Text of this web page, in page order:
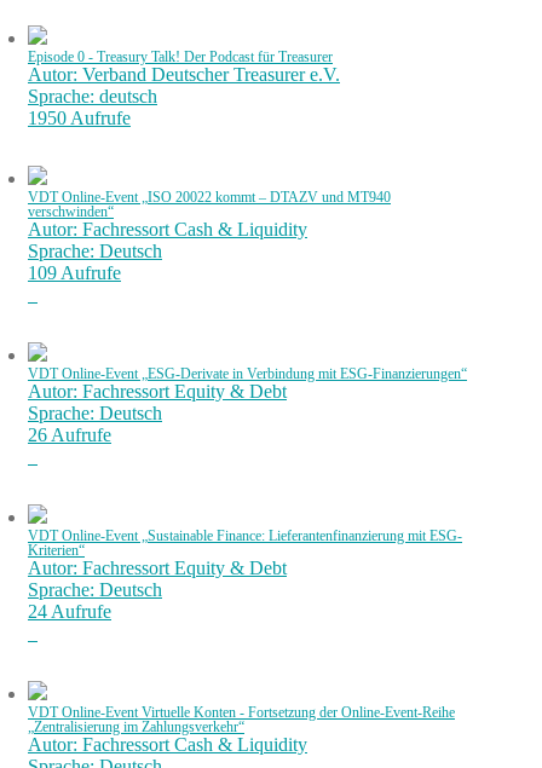
Episode 0 - Treasury Talk! Der Podcast für Treasurer
Autor: Verband Deutscher Treasurer e.V.
Sprache: deutsch
1950 Aufrufe
VDT Online-Event „ISO 20022 kommt – DTAZV und MT940
verschwinden“
Autor: Fachressort Cash & Liquidity
Sprache: Deutsch
109 Aufrufe
VDT Online-Event „ESG-Derivate in Verbindung mit ESG-Finanzierungen“
Autor: Fachressort Equity & Debt
Sprache: Deutsch
26 Aufrufe
VDT Online-Event „Sustainable Finance: Lieferantenfinanzierung mit ESG-
Kriterien“
Autor: Fachressort Equity & Debt
Sprache: Deutsch
24 Aufrufe
VDT Online-Event Virtuelle Konten - Fortsetzung der Online-Event-Reihe
„Zentralisierung im Zahlungsverkehr“
Autor: Fachressort Cash & Liquidity